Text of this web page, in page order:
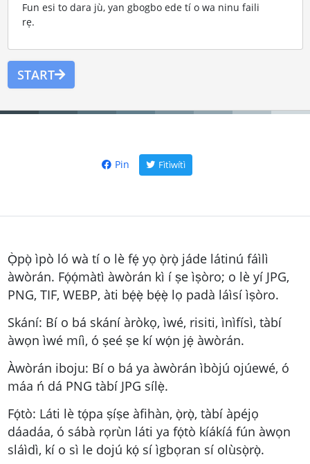
Fun esi to dara jù, yan gbogbo ede tí o wa ninu faili
rẹ.
START
Pin Fìtìwítì
Ọ̀pọ̀ ìpò ló wà tí o lè fẹ́ yọ ọ̀rọ̀ jáde látinú fáìlì
àwòrán. Fọ́ọ́màtì àwòrán kì í ṣe ìṣòro; o lè yí JPG,
PNG, TIF, WEBP, àti bẹ́ẹ̀ bẹ́ẹ̀ lọ padà láìsí ìṣòro.
Skání: Bí o bá skání àròkọ, ìwé, risiti, ìnìfísì, tàbí
àwọn ìwé míì, ó ṣeé ṣe kí wọ́n jẹ́ àwòrán.
Àwòrán iboju: Bí o bá ya àwòrán ìbòjú ojúewé, ó
máa ń dá PNG tàbí JPG sílẹ̀.
Fọ́tò: Láti lè tọ́pa ṣíṣe àfihàn, ọ̀rọ̀, tàbí àpéjọ
dáadáa, ó sábà rọrùn láti ya fọ́tò kíákíá fún àwọn
sláìdì, kí o sì le dojú kọ́ sí ìgbọran sí olùsọ̀rọ̀.